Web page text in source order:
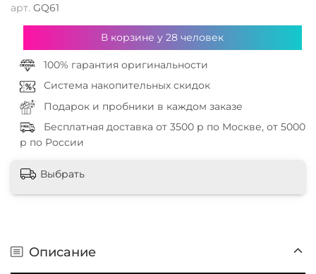
арт. GQ61
В корзине у28 человек
100% гарантия оригинальности
Система накопительных скидок
Подарок и пробники в каждом заказе
Бесплатная доставка от 3500 р по Москве, от 5000
р по России
Выбрать
Описание